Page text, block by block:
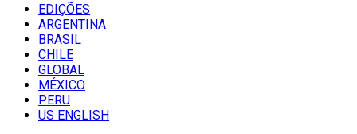
EDIÇÕES
ARGENTINA
BRASIL
CHILE
GLOBAL
MÉXICO
PERU
US ENGLISH